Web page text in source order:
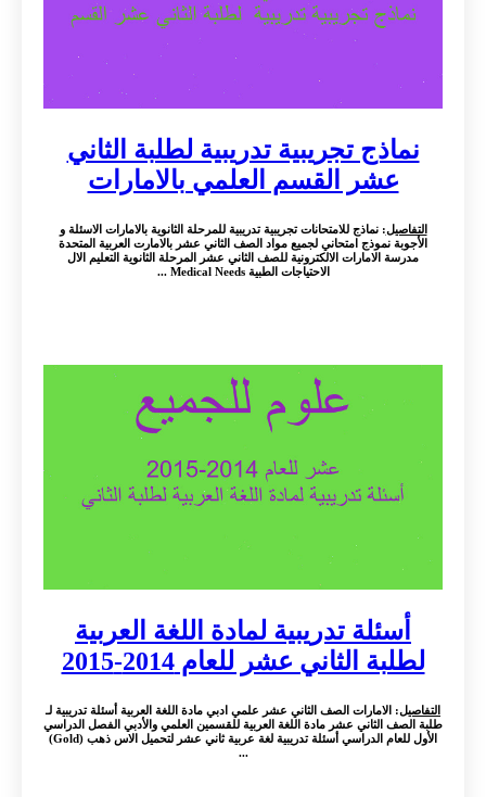
نماذج تجريبية تدريبية لطلبة الثاني
عشر القسم العلمي بالامارات
التفاصيل: نماذج للامتحانات تجريبية تدريبية للمرحلة الثانوية بالامارات الاسئلة و
الأجوبة نموذج امتحاني لجميع مواد الصف الثاني عشر بالامارت العربية المتحدة
مدرسة الامارات الالكترونية للصف الثاني عشر المرحلة الثانوية التعليم الال
الاحتياجات الطبية Medical Needs ...
أسئلة تدريبية لمادة اللغة العربية
لطلبة الثاني عشر للعام 2014-2015
التفاصيل: الامارات الصف الثاني عشر علمي ادبي مادة اللغة العربية أسئلة تدريبية لـ
طلبة الصف الثاني عشر مادة اللغة العربية للقسمين العلمي والأدبي الفصل الدراسي
الأول للعام الدراسي أسئلة تدريبية لغة عربية ثاني عشر لتحميل الاس ذهب (Gold)
...